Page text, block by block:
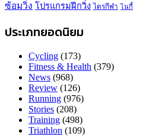
ซ้อมวิ่ง โปรแกรมฝึกวิ่ง ไตรกีฬา ไนกี้
ประเภทยอดนิยม
Cycling (173)
Fitness & Health (379)
News (968)
Review (126)
Running (976)
Stories (208)
Training (498)
Triathlon (109)